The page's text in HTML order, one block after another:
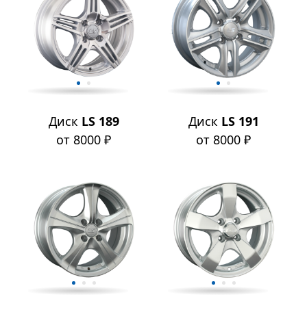
Диск LS 189
от 8000 ₽
Диск LS 191
от 8000 ₽